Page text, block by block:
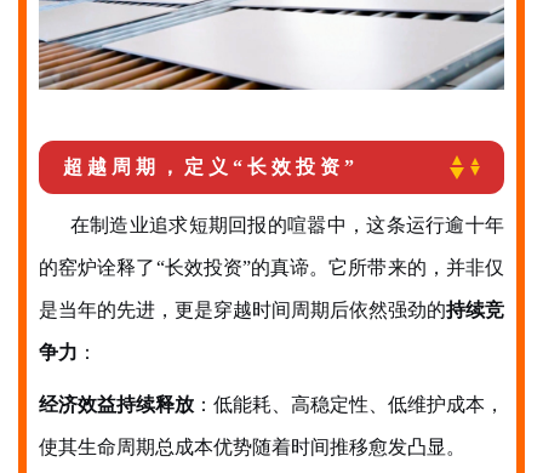
超越周期，定义“长效投资”
在制造业追求短期回报的喧嚣中，这条运行逾十年
的窑炉诠释了“长效投资”的真谛。它所带来的，并非仅
是当年的先进，更是穿越时间周期后依然强劲的持续竞
争力 ：
经济效益持续释放 ：低能耗、高稳定性、低维护成本，
使其生命周期总成本优势随着时间推移愈发凸显。